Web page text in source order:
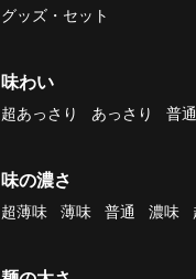
グッズ・セット
味わい
超あっさり あっさり 普通
味の濃さ
超薄味 薄味 普通 濃味